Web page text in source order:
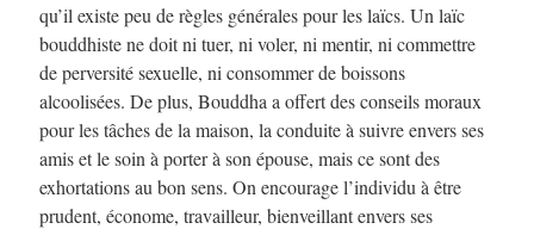
qu’il existe peu de règles générales pour les laïcs. Un laïc
bouddhiste ne doit ni tuer, ni voler, ni mentir, ni commettre
de perversité sexuelle, ni consommer de boissons
alcoolisées. De plus, Bouddha a offert des conseils moraux
pour les tâches de la maison, la conduite à suivre envers ses
amis et le soin à porter à son épouse, mais ce sont des
exhortations au bon sens. On encourage l’individu à être
prudent, économe, travailleur, bienveillant envers ses